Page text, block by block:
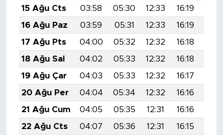
15 Ağu Cts
03:58 05:30 12:33 16:19
16 Ağu Paz
03:59 05:31 12:33 16:19
17 Ağu Pts
04:00 05:32 12:32 16:18
18 Ağu Sal
04:02 05:33 12:32 16:18
19 Ağu Çar
04:03 05:33 12:32 16:17
20 Ağu Per
04:04 05:34 12:32 16:16
21 Ağu Cum
04:05 05:35 12:31 16:16
22 Ağu Cts
04:07 05:36 12:31 16:15